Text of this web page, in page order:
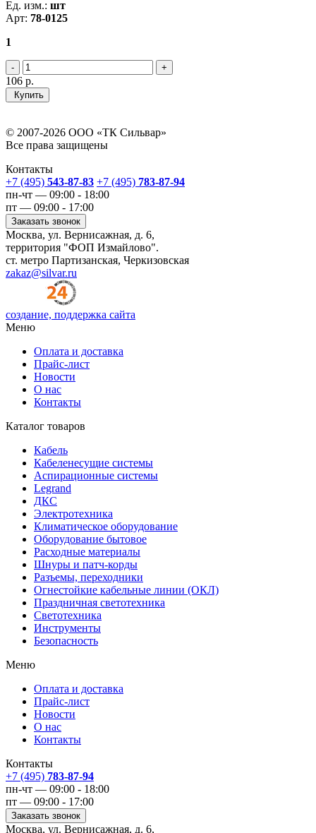
Ед. изм.: шт
Арт: 78-0125
1
106 р.
Купить
© 2007-2026 ООО «ТК Сильвар»
Все права защищены
Контакты
+7 (495) 543-87-83 +7 (495) 783-87-94
пн-чт — 09:00 - 18:00
пт — 09:00 - 17:00
Заказать звонок
Москва, ул. Вернисажная, д. 6,
территория "ФОП Измайлово".
ст. метро Партизанская, Черкизовская
zakaz@silvar.ru
создание, поддержка сайта
Меню
Оплата и доставка
Прайс-лист
Новости
О нас
Контакты
Каталог товаров
Кабель
Кабеленесущие системы
Аспирационные системы
Legrand
ДКС
Электротехника
Климатическое оборудование
Оборудование бытовое
Расходные материалы
Шнуры и патч-корды
Разъемы, переходники
Огнестойкие кабельные линии (ОКЛ)
Праздничная светотехника
Светотехника
Инструменты
Безопасность
Меню
Оплата и доставка
Прайс-лист
Новости
О нас
Контакты
Контакты
+7 (495) 783-87-94
пн-чт — 09:00 - 18:00
пт — 09:00 - 17:00
Заказать звонок
Москва, ул. Вернисажная, д. 6,